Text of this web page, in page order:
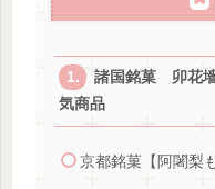
諸国銘菓 卯花
気商品
京都銘菓【阿闍梨